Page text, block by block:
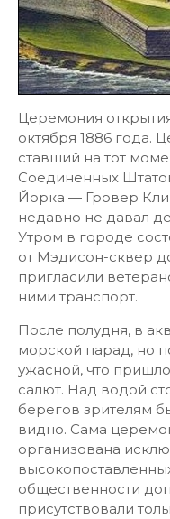
Церемония
октября 1886 года.
ставший на тот
Соединенных
Йорка — Гровер
недавно не давал
Утром в городе
от Мэдисон-сквер
пригласили
ними транспорт.
После полудня, в
морской парад, но
ужасной, что
салют. Над водой
берегов зрителям
видно. Сама
организована
общественности
присутствовали